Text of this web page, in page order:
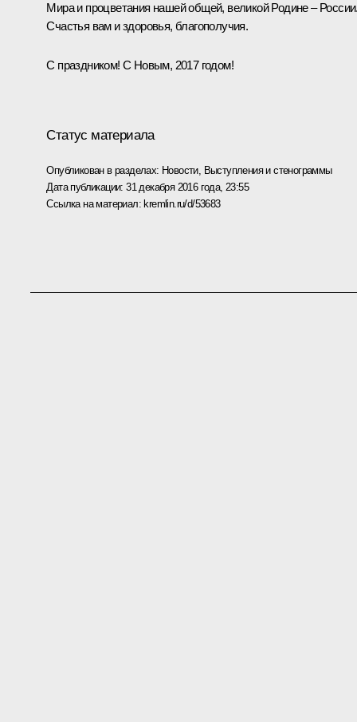
Мира и процветания нашей общей, великой Родине –
Счастья вам и здоровья, благополучия.
С праздником! С Новым, 2017 годом!
Статус материала
Опубликован в разделах: Новости, Выступления и стенограммы
Дата публикации:31 декабря 2016 года, 23:55
Ссылка на материал:kremlin.ru/d/53683